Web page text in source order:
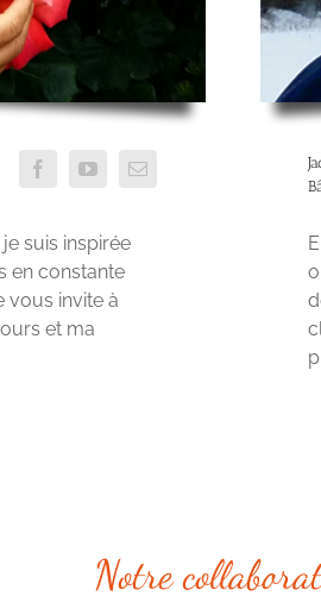
suis inspirée
en constante
vous invite à
et ma
Notre